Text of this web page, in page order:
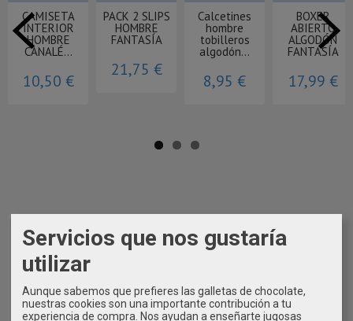
CAMISETA
INTERIOR
HOMBRE
CANALÉ...
10,50 €
PACK 2 SLIPS
HOMBRE
FANTASÍA
21,75 €
Calcetines
hombre
tobilleros
algodón...
8,95 €
BOXER
ABIERTO
ALGODÓN
FANTASÍA
17,99 €
Servicios que nos gustaría
utilizar
Aunque sabemos que prefieres las galletas de chocolate,
nuestras cookies son una importante contribución a tu
experiencia de compra. Nos ayudan a enseñarte jugosas